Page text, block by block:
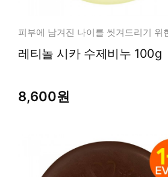
레티놀 시카 수제비누 100g
8,600원